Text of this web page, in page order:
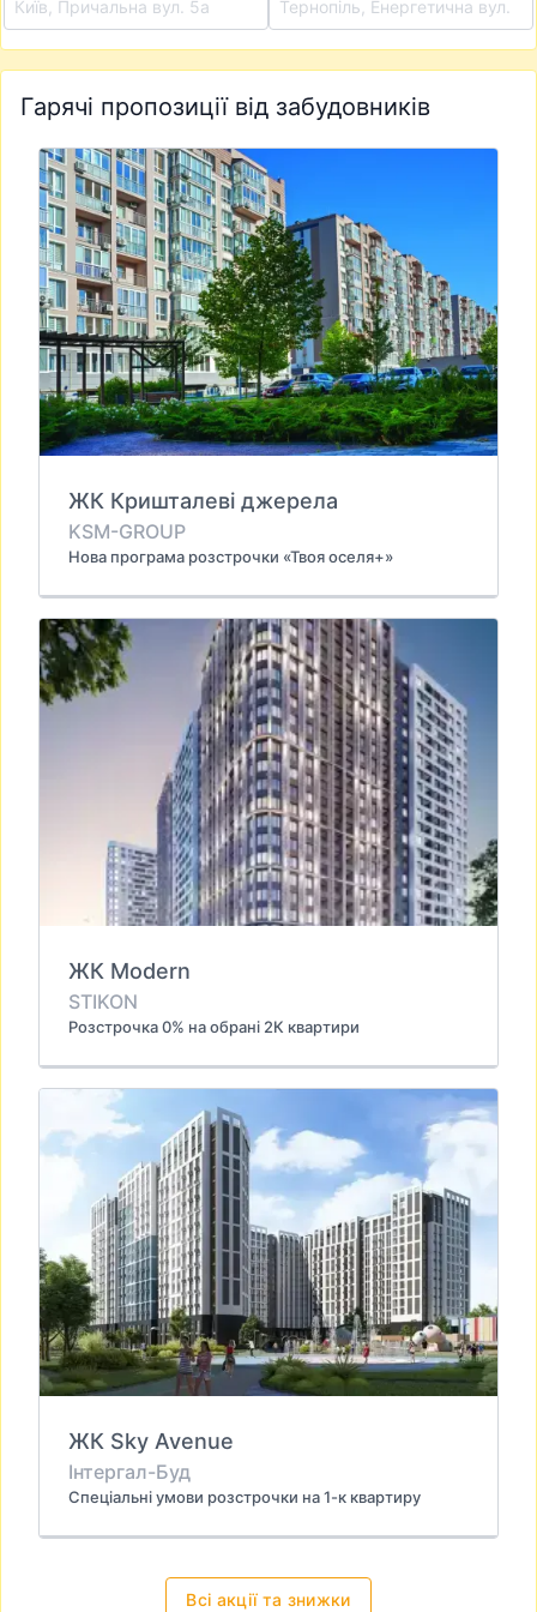
Київ, Причальна вул. 5а Тернопіль, Енергетична вул.
Гарячі пропозиції від забудовників
ЖК Кришталеві джерела
KSM-GROUP
Нова програма розстрочки «Твоя оселя+»
ЖК Modern
STIKON
Розстрочка 0% на обрані 2К квартири
ЖК Sky Avenue
Інтергал-Буд
Спеціальні умови розстрочки на 1-к квартиру
Всі акції та знижки